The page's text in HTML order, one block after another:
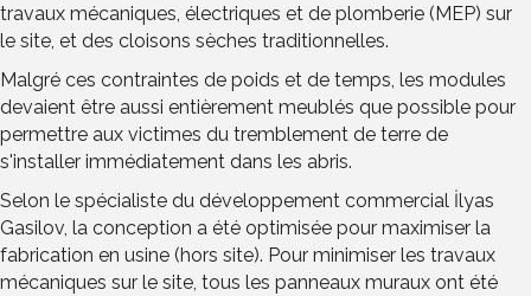
travaux mécaniques, électriques et de plomberie (MEP) sur
le site, et des cloisons sèches traditionnelles.
Malgré ces contraintes de poids et de temps, les modules
devaient être aussi entièrement meublés que possible pour
permettre aux victimes du tremblement de terre de
s'installer immédiatement dans les abris.
Selon le spécialiste du développement commercial İlyas
Gasilov, la conception a été optimisée pour maximiser la
fabrication en usine (hors site). Pour minimiser les travaux
mécaniques sur le site, tous les panneaux muraux ont été